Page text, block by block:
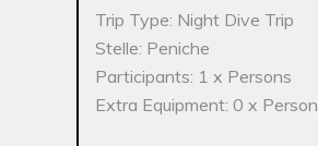
Trip Type: Night Dive Trip
Stelle: Peniche
Participants: 1 x Persons
Extra Equipment: 0 x